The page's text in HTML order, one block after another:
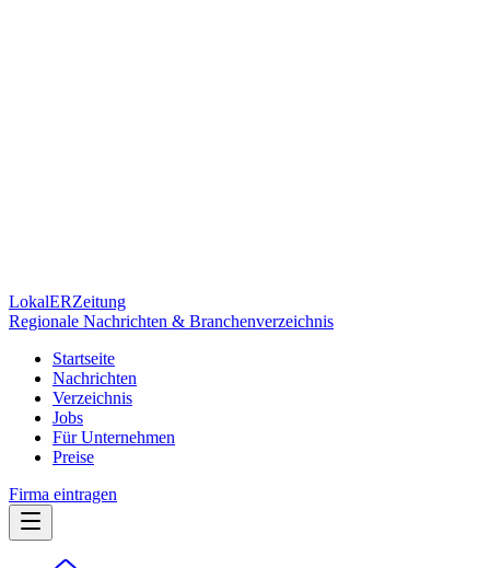
LokalERZeitung
Regionale Nachrichten & Branchenverzeichnis
Startseite
Nachrichten
Verzeichnis
Jobs
Für Unternehmen
Preise
Firma eintragen